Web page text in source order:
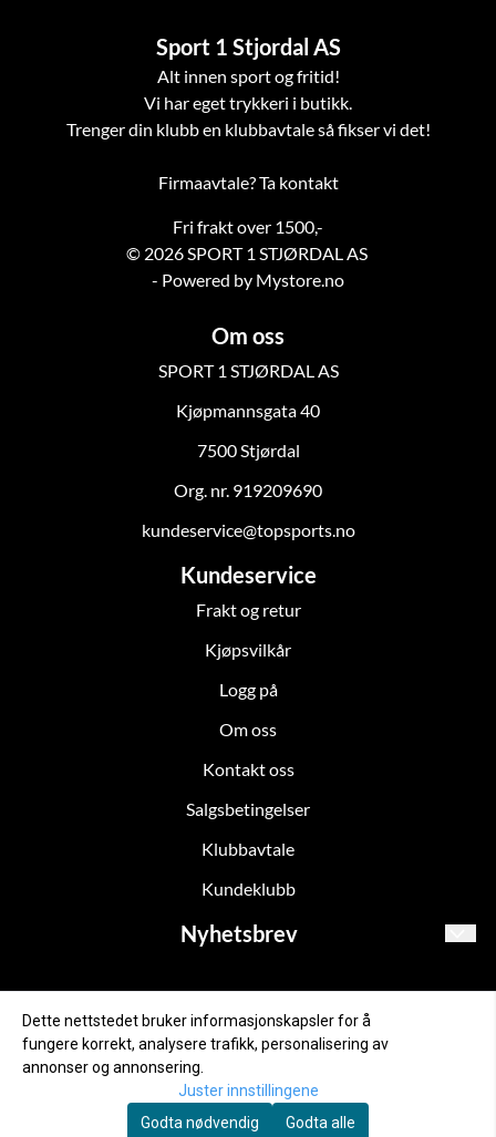
Sport 1 Stjordal AS
Alt innen sport og fritid!
Vi har eget trykkeri i butikk.
Trenger din klubb en klubbavtale så fikser vi det!
Firmaavtale? Ta kontakt
Fri frakt over 1500,-
© 2026 SPORT 1 STJØRDAL AS
- Powered by Mystore.no
Om oss
SPORT 1 STJØRDAL AS
Kjøpmannsgata 40
7500 Stjørdal
Org. nr. 919209690
kundeservice@topsports.no
Kundeservice
Frakt og retur
Kjøpsvilkår
Logg på
Om oss
Kontakt oss
Salgsbetingelser
Klubbavtale
Kundeklubb
Nyhetsbrev
Abonner
Dette nettstedet bruker informasjonskapsler for å
fungere korrekt, analysere trafikk, personalisering av
annonser og annonsering.
Juster innstillingene
Godta nødvendig
Godta alle